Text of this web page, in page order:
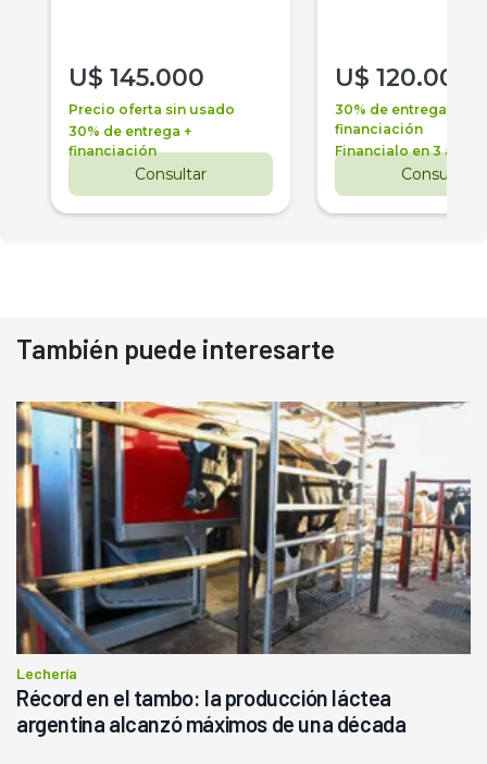
U$ 145.000
Precio oferta sin usado
30% de entrega +
financiación
Consultar
U$ 120.000
30% de entrega +
financiación
Financialo en 3 años
Consultar
También puede interesarte
Lechería
Récord en el tambo: la producción láctea
argentina alcanzó máximos de una década